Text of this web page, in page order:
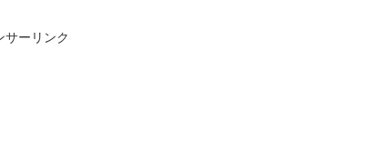
サーリンク